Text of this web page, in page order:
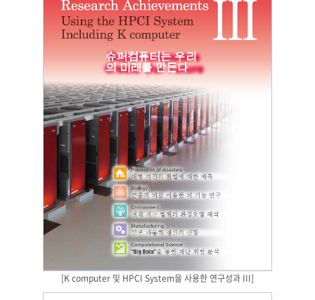
[K computer 및 HPCI System을 사용한 연구성과 III]